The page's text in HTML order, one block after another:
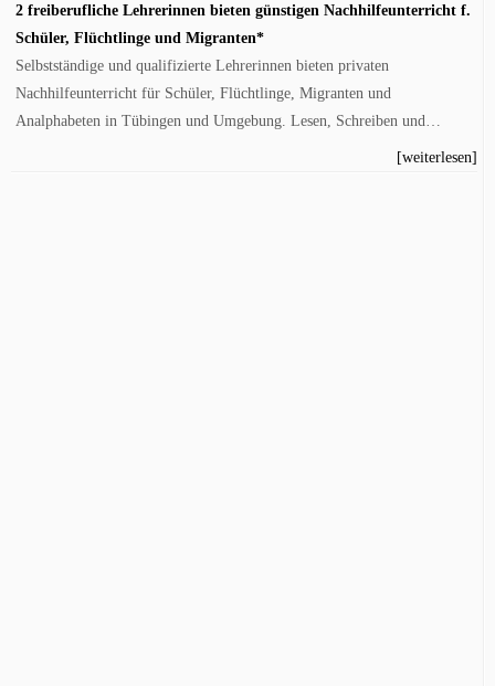
2 freiberufliche Lehrerinnen bieten günstigen Nachhilfeunterricht f.
Schüler, Flüchtlinge und Migranten*
Selbstständige und qualifizierte Lehrerinnen bieten privaten
Nachhilfeunterricht für Schüler, Flüchtlinge, Migranten und
Analphabeten in Tübingen und Umgebung. Lesen, Schreiben und…
[weiterlesen]